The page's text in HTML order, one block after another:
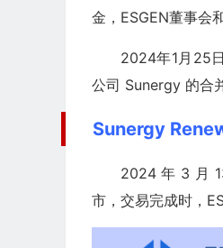
金，ESGEN董事会
2024年1月25
公司 Sunergy 的合
Sunergy
2024 年 3 月
市，交易完成时，